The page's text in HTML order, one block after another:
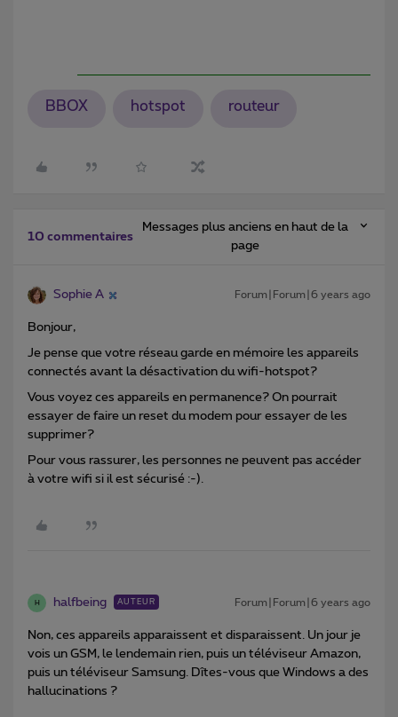
BBOX hotspot routeur
10 commentaires
Messages plus anciens en haut de la
page
Sophie A Forum|Forum|6 years ago
Bonjour,
Je pense que votre réseau garde en mémoire les appareils
connectés avant la désactivation du wifi-hotspot?
Vous voyez ces appareils en permanence? On pourrait
essayer de faire un reset du modem pour essayer de les
supprimer?
Pour vous rassurer, les personnes ne peuvent pas accéder
à votre wifi si il est sécurisé :-).
H halfbeing AUTEUR Forum|Forum|6 years ago
Non, ces appareils apparaissent et disparaissent. Un jour je
vois un GSM, le lendemain rien, puis un téléviseur Amazon,
puis un téléviseur Samsung. Dîtes-vous que Windows a des
hallucinations ?